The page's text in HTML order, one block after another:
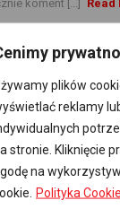
plików
reklamy
stronie. Kliknięcie
na
Polityka Cookie
koment [...]
Read
W
nie
18 marca,
niezalezna.pl
Militari. Czy to